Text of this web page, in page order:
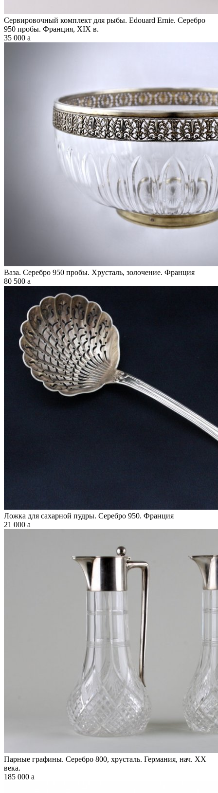
Сервировочный комплект для рыбы. Edouard Ernie. Серебро
950 пробы. Франция, XIX в.
35 000 a
Ваза. Серебро 950 пробы. Хрусталь, золочение. Франция
80 500 a
Ложка для сахарной пудры. Серебро 950. Франция
21 000 a
Парные графины. Серебро 800, хрусталь. Германия, нач. XX
века.
185 000 a